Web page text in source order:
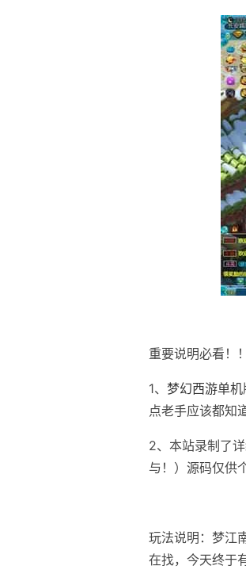
重要说明必看！！
1、 梦幻西游单机
点老手应该都知
2、本站录制了
与！）源码仅供
玩法说明：梦江
在找，今天终于